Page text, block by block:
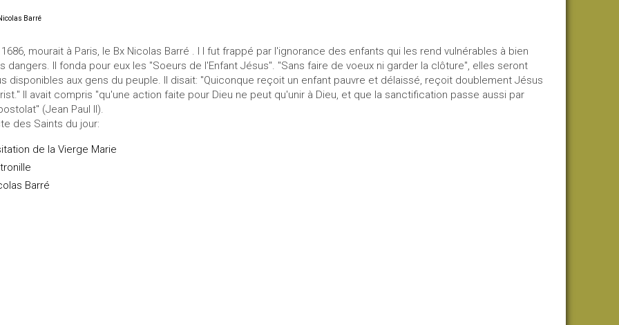
Barré
1686, mourait à Paris, le Bx Nicolas Barré . I l fut frappé par l'ignorance des enfants qui les rend vulnérables à bien
dangers. Il fonda pour eux les "Soeurs de l'Enfant Jésus". "Sans faire de voeux ni garder la clôture", elles seront
disponibles aux gens du peuple. Il disait: "Quiconque reçoit un enfant pauvre et délaissé, reçoit doublement Jésus
Il avait compris "qu'une action faite pour Dieu ne peut qu'unir à Dieu, et que la sanctification passe aussi par
(Jean Paul II).
des Saints du jour:
de la Vierge Marie
Barré